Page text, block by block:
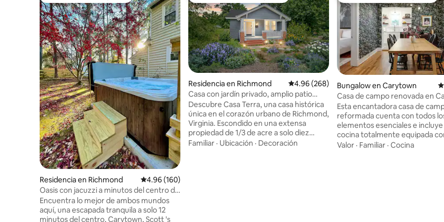
Residencia en Richmond Calificación promedio: 4.96 de 5; 160 evaluaciones
4.96 (160)
Oasis con jacuzzi a minutos del centro de
Richmond
Encuentra lo mejor de ambos mundos
aquí, una escapada tranquila a solo 12
minutos del centro, Carytown, Scott 's
Residencia en Richmond Calificación promedio: 4.96 de 5; 268
4.96 (268)
Casa con jardín privado, amplio patio
cercado y kiosco
Descubre Casa Terra, una casa histórica
única en el corazón urbano de Richmond,
Virginia. Escondido en una extensa
propiedad de 1/3 de acre a solo diez
minutos del centro de la ciudad, este
Familiar · Ubicación · Decoración
Bungalow en Carytown
Casa de campo renovada en
con estacionamiento y fogata
Esta encantadora casa de
reformada cuenta con todos
elementos esenciales e
cocina totalmente equipada
cortesía. Dos dormitorios, cada
Valor · Familiar · Cocina